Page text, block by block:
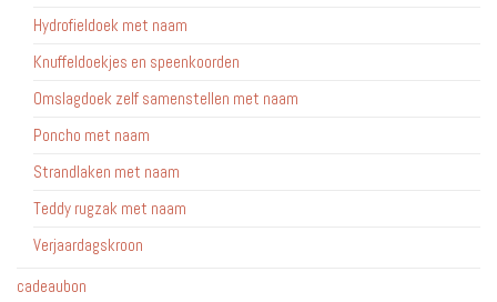
Hydrofieldoek met naam
Knuffeldoekjes en speenkoorden
Omslagdoek zelf samenstellen met naam
Poncho met naam
Strandlaken met naam
Teddy rugzak met naam
Verjaardagskroon
cadeaubon